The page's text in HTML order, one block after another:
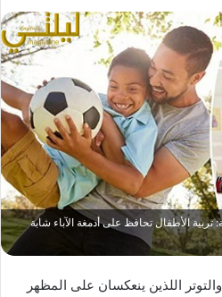
الأطفال تحافظ على أدمغة الآباء شابة
اللذين ينعكسان على المظهر